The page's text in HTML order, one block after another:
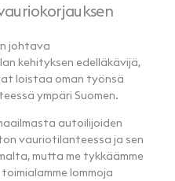
johtava
kehityksen edelläkävijä,
loistaa oman työnsä
ympäri Suomen.
autoilijoiden
vauriotilanteessa ja sen
mutta me tykkäämme
lommoja